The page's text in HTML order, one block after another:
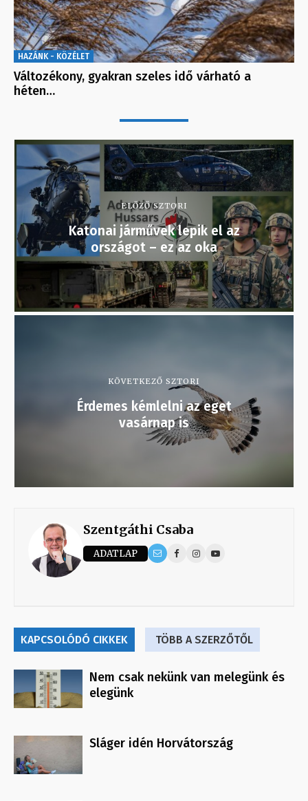
HAZÁNK - KÖZÉLET
Változékony, gyakran szeles idő várható a
héten…
ELŐZŐ SZTORI
Katonai járművek lepik el az
országot – ez az oka
KÖVETKEZŐ SZTORI
Érdemes kémlelni az eget
vasárnap is
Szentgáthi Csaba
ADATLAP
KAPCSOLÓDÓ CIKKEK TÖBB A SZERZŐTŐL
Nem csak nekünk van melegünk és
elegünk
Sláger idén Horvátország